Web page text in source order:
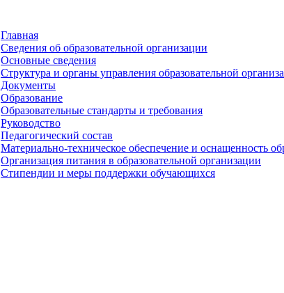
Главная
Сведения об образовательной организации
Основные сведения
Структура и органы управления образовательной
Документы
Образование
Образовательные стандарты и требования
Руководство
Педагогический состав
Материально-техническое обеспечение и оснащенность
Организация питания в образовательной организации
Стипендии и меры поддержки обучающихся